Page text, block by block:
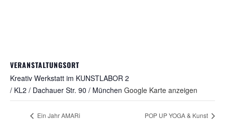
VERANSTALTUNGSORT
Kreativ Werkstatt im KUNSTLABOR 2
/ KL2 / Dachauer Str. 90 / München Google Karte anzeigen
Ein Jahr AMARi POP UP YOGA & Kunst